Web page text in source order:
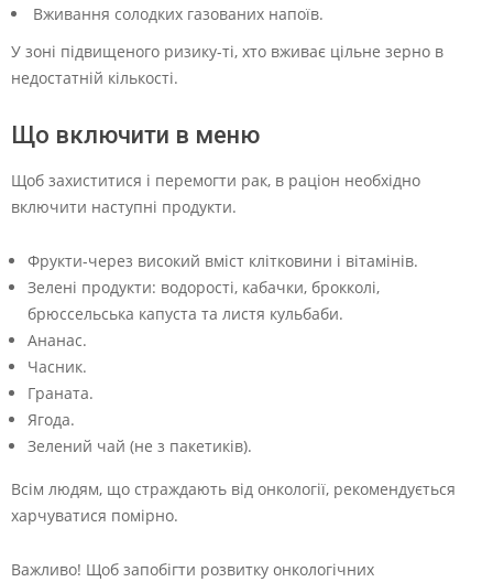
Вживання солодких газованих напоїв.
У зоні підвищеного ризику-ті, хто вживає цільне зерно в
недостатній кількості.
Що включити в меню
Щоб захиститися і перемогти рак, в раціон необхідно
включити наступні продукти.
Фрукти-через високий вміст клітковини і вітамінів.
Зелені продукти: водорості, кабачки, брокколі,
брюссельська капуста та листя кульбаби.
Ананас.
Часник.
Граната.
Ягода.
Зелений чай (не з пакетиків).
Всім людям, що страждають від онкології, рекомендується
харчуватися помірно.
Важливо! Щоб запобігти розвитку онкологічних